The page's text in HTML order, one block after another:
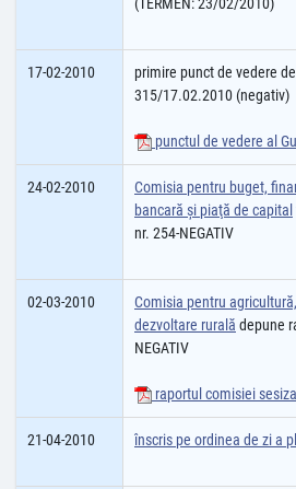
17-02-2010
primire punct de vedere
315/17.02.2010 (negativ)
punctul de vedere al
24-02-2010
Comisia pentru buget,
bancară şi piaţă de capital
nr. 254-NEGATIV
02-03-2010
Comisia pentru
dezvoltare rurală depune
NEGATIV
raportul comisiei
21-04-2010 înscris pe ordinea de zi a